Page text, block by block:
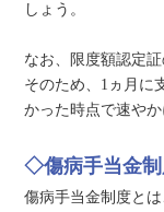
しょう。
なお、限度額認定
そのため、1ヵ月に
かった時点で速やか
◇傷病手当金
傷病手当金制度と